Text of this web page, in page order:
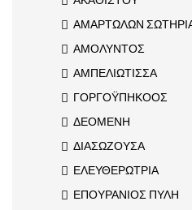
ΑΜΑΡΤΩΛΩΝ
ΑΜΟΛΥΝΤΟΣ
ΑΜΠΕΛΙΩΤΙΣΣΑ
ΓΟΡΓΟΫΠΗΚΟΟΣ
ΔΕΟΜΕΝΗ
ΔΙΑΣΩΖΟΥΣΑ
ΕΛΕΥΘΕΡΩΤΡΙΑ
ΕΠΟΥΡΑΝΙΟΣ ΠΥΛΗ